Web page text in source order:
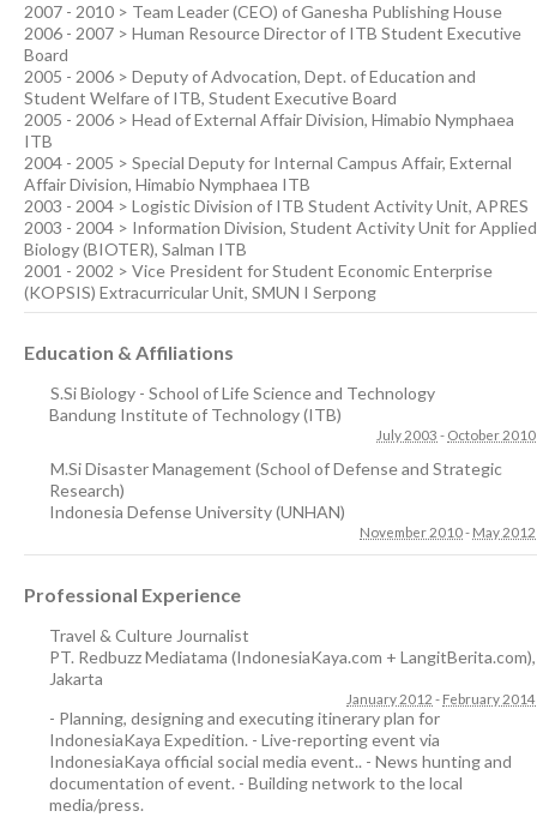
2007 - 2010 > Team Leader (CEO) of Ganesha Publishing House
2006 - 2007 > Human Resource Director of ITB Student Executive
Board
2005 - 2006 > Deputy of Advocation, Dept. of Education and
Student Welfare of ITB, Student Executive Board
2005 - 2006 > Head of External Affair Division, Himabio Nymphaea
ITB
2004 - 2005 > Special Deputy for Internal Campus Affair, External
Affair Division, Himabio Nymphaea ITB
2003 - 2004 > Logistic Division of ITB Student Activity Unit, APRES
2003 - 2004 > Information Division, Student Activity Unit for Applied
Biology (BIOTER), Salman ITB
2001 - 2002 > Vice President for Student Economic Enterprise
(KOPSIS) Extracurricular Unit, SMUN I Serpong
Education & Affiliations
S.Si Biology - School of Life Science and Technology
Bandung Institute of Technology (ITB)
July 2003 - October 2010
M.Si Disaster Management (School of Defense and Strategic
Research)
Indonesia Defense University (UNHAN)
November 2010- May 2012
Professional Experience
Travel & Culture Journalist
PT. Redbuzz Mediatama (IndonesiaKaya.com + LangitBerita.com),
Jakarta
January 2012 - February 2014
- Planning, designing and executing itinerary plan for
IndonesiaKaya Expedition. - Live-reporting event via
IndonesiaKaya official social media event.. - News hunting and
documentation of event. - Building network to the local
media/press.